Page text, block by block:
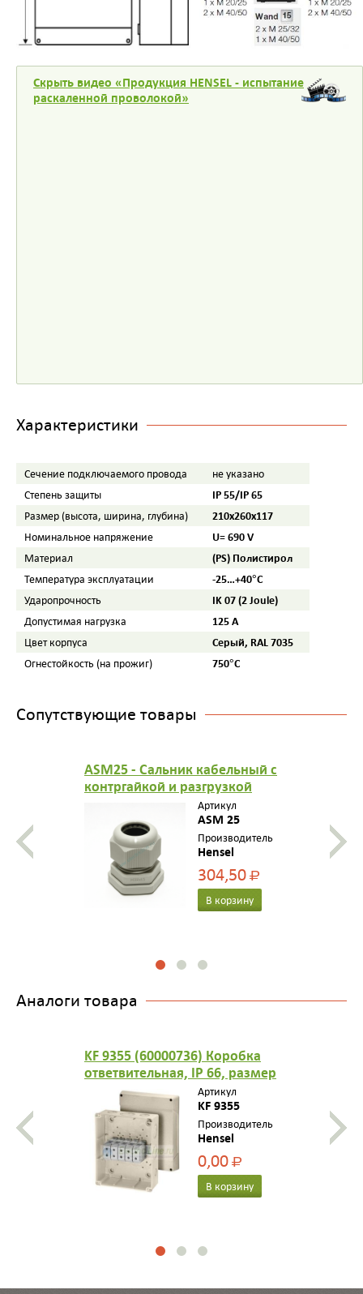
Скрыть видео «Продукция HENSEL - испытание
раскаленной проволокой»
Характеристики
Сечение подключаемого провода
не указано
Степень защиты
IP 55/IP 65
Размер (высота, ширина, глубина) 210x260x117
Номинальное напряжение U= 690 V
Материал (PS) Полистирол
Температура эксплуатации -25…+40°С
Ударопрочность IK 07 (2 Joule)
Допустимая нагрузка 125 А
Цвет корпуса Серый, RAL 7035
Огнестойкость (на прожиг) 750°C
Сопутствующие товары
ASM25 - Сальник кабельный с
контргайкой и разгрузкой
натяжения, герметичная зона
10-17 мм, IP 66, M 25, цвет
серый, стойкий к УФ
Артикул
ASM 25
Производитель
Hensel
304,50Р
В корзину
Аналоги товара
KF 9355 (60000736) Коробка
ответвительная, IP 66, размер
210х260х117, стойкая к УФ,
материал поликарбонат,
опрессовка на 12 вводов М
20/25/32/40/50
Артикул
KF 9355
Производитель
Hensel
0,00Р
В корзину